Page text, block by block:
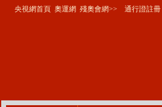
央視網首頁 奧運網 殘奧會網>> 通行證註冊